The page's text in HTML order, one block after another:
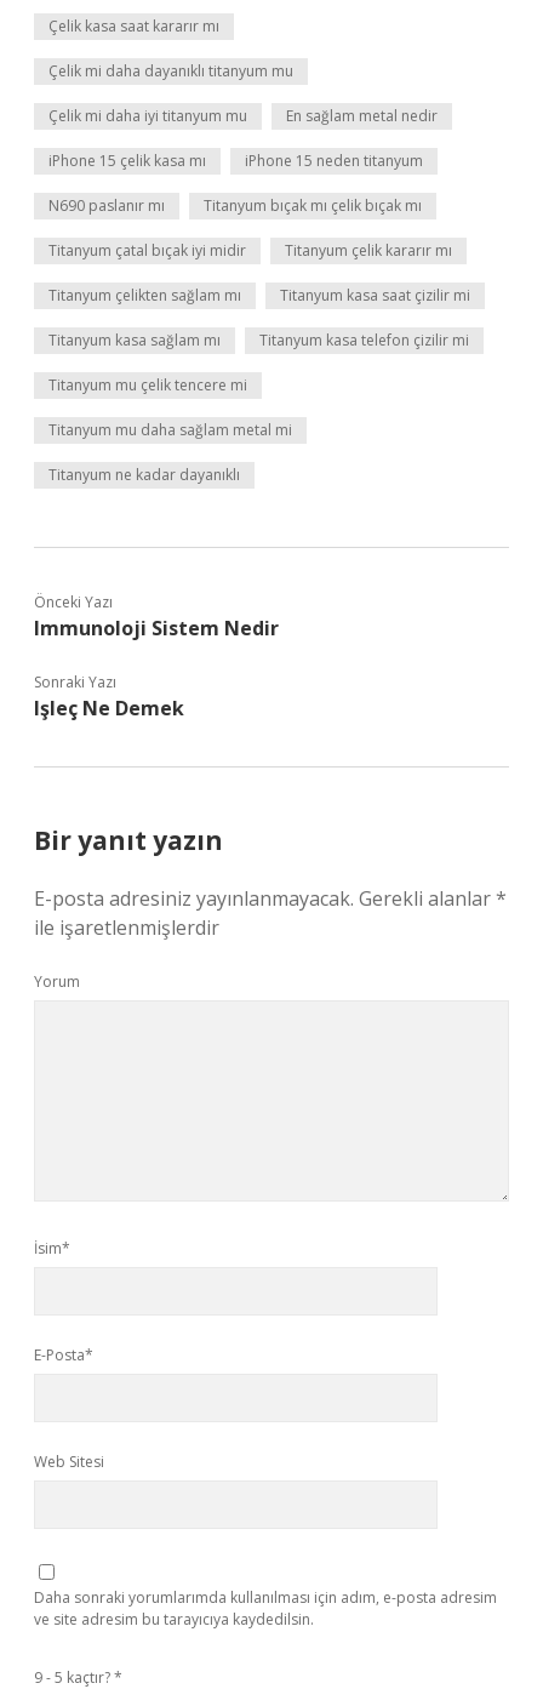
Çelik kasa saat kararır mı
Çelik mi daha dayanıklı titanyum mu
Çelik mi daha iyi titanyum mu En sağlam metal nedir
iPhone 15 çelik kasa mı iPhone 15 neden titanyum
N690 paslanır mı Titanyum bıçak mı çelik bıçak mı
Titanyum çatal bıçak iyi midir Titanyum çelik kararır mı
Titanyum çelikten sağlam mı Titanyum kasa saat çizilir mi
Titanyum kasa sağlam mı Titanyum kasa telefon çizilir mi
Titanyum mu çelik tencere mi
Titanyum mu daha sağlam metal mi
Titanyum ne kadar dayanıklı
Önceki Yazı
Immunoloji Sistem Nedir
Sonraki Yazı
Işleç Ne Demek
Bir yanıt yazın
E-posta adresiniz yayınlanmayacak. Gerekli alanlar*
ile işaretlenmişlerdir
Yorum
İsim*
E-Posta*
Web Sitesi
Daha sonraki yorumlarımda kullanılması için adım, e-posta adresim
ve site adresim bu tarayıcıya kaydedilsin.
9 - 5 kaçtır?*